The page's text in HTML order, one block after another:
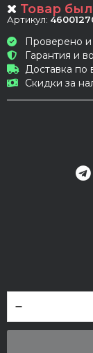
Товар
Артикул:
Проверено и
Гарантия и
Доставка по
Скидки за